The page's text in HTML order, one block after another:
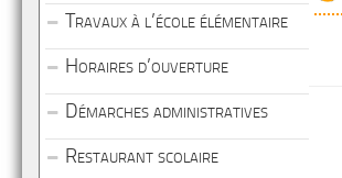
Travaux à l’école élémentaire
Horaires d’ouverture
Démarches administratives
Restaurant scolaire